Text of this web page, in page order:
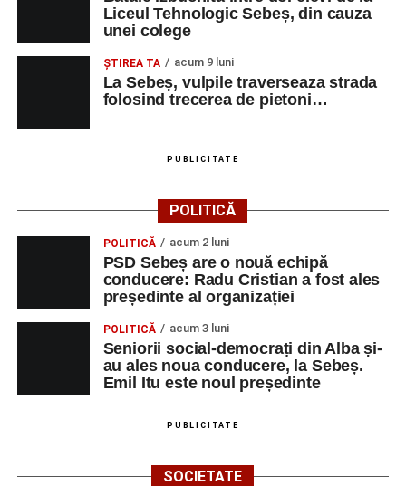
Liceul Tehnologic Sebeș, din cauza
unei colege
ŞTIREA TA acum 9 luni
La Sebeș, vulpile traverseaza strada
folosind trecerea de pietoni…
PUBLICITATE
POLITICĂ
POLITICĂ acum 2 luni
PSD Sebeș are o nouă echipă
conducere: Radu Cristian a fost ales
președinte al organizației
POLITICĂ acum 3 luni
Seniorii social-democrați din Alba și-
au ales noua conducere, la Sebeș.
Emil Itu este noul președinte
PUBLICITATE
SOCIETATE